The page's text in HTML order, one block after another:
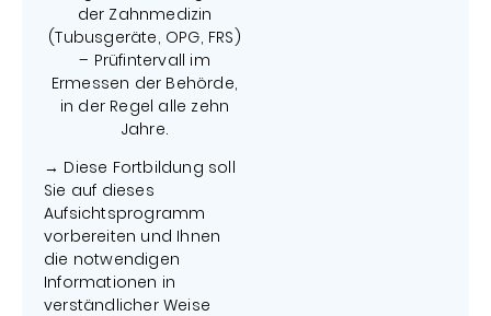
der Zahnmedizin
(Tubusgeräte, OPG, FRS)
– Prüfintervall im
Ermessen der Behörde,
in der Regel alle zehn
Jahre.
→ Diese Fortbildung soll
Sie auf dieses
Aufsichtsprogramm
vorbereiten und Ihnen
die notwendigen
Informationen in
verständlicher Weise